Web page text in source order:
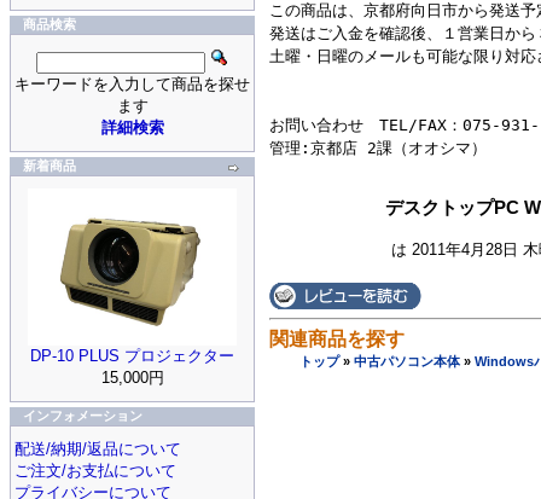
この商品は、京都府向日市から発送予
発送はご入金を確認後、１営業日か
土曜・日曜のメールも可能な限り対
お問い合わせ　TEL/FAX：075-
デスクトップPC
は 2011年4月28日
関連商品を探す
トップ» 中古パソコン本体 » Windows
商品検索
キーワードを入力して商品を探せ
ます
詳細検索
新着商品
DP-10 PLUS プロジェクター
15,000円
インフォメーション
配送/納期/返品について
ご注文/お支払について
プライバシーについて